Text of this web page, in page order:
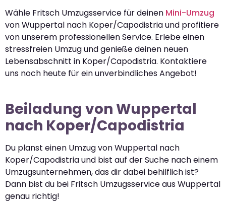
Wähle Fritsch Umzugsservice für deinen Mini-Umzug
von Wuppertal nach Koper/Capodistria und profitiere
von unserem professionellen Service. Erlebe einen
stressfreien Umzug und genieße deinen neuen
Lebensabschnitt in Koper/Capodistria. Kontaktiere
uns noch heute für ein unverbindliches Angebot!
Beiladung von Wuppertal
nach Koper/Capodistria
Du planst einen Umzug von Wuppertal nach
Koper/Capodistria und bist auf der Suche nach einem
Umzugsunternehmen, das dir dabei behilflich ist?
Dann bist du bei Fritsch Umzugsservice aus Wuppertal
genau richtig!